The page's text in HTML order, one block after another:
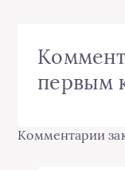
первым
Комментарии